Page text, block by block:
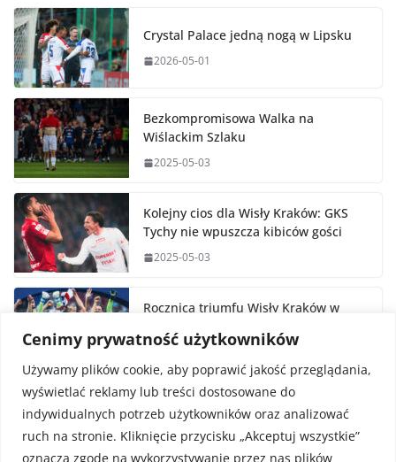
Cenimy prywatność użytkowników
Używamy plików cookie, aby poprawić jakość przeglądania,
wyświetlać reklamy lub treści dostosowane do
indywidualnych potrzeb użytkowników oraz analizować
ruch na stronie. Kliknięcie przycisku „Akceptuj wszystkie”
oznacza zgodę na wykorzystywanie przez nas plików
Crystal Palace jedną nogą w Lipsku
2026-05-01
Bezkompromisowa Walka na
Wiślackim Szlaku
2025-05-03
Kolejny cios dla Wisły Kraków: GKS
Tychy nie wpuszcza kibiców gości
2025-05-03
Rocznica triumfu Wisły Kraków w
2025-05-02